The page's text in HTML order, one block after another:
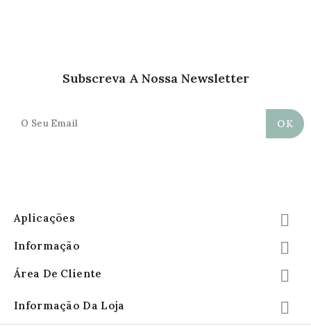
Subscreva A Nossa Newsletter
Aplicações 
Informação 
Área De Cliente 
Informação Da Loja 